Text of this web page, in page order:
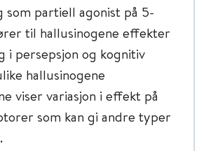
som partiell agonist på 5-
til hallusinogene effekter
i persepsjon og kognitiv
hallusinogene
viser variasjon i effekt på
som kan gi andre typer